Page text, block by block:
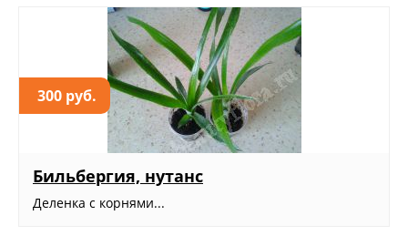
300 руб.
Бильбергия, нутанс
Деленка с корнями...